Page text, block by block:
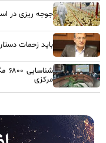
جوجه ریزی در استان
باید زحمات
مرکزی